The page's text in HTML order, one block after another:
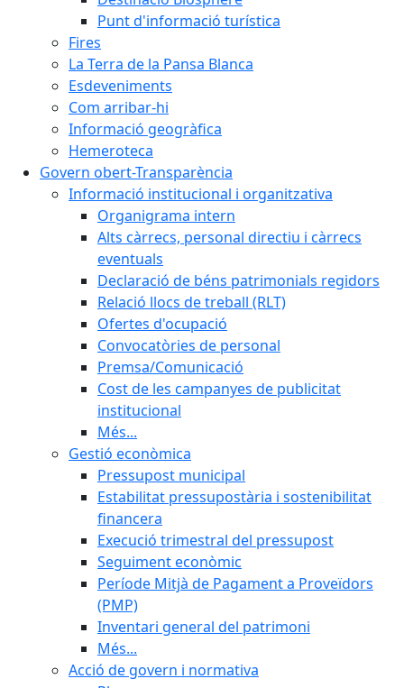
Punt d'informació turística
Fires
La Terra de la Pansa Blanca
Esdeveniments
Com arribar-hi
Informació geogràfica
Hemeroteca
Govern obert-Transparència
Informació institucional i organitzativa
Organigrama intern
Alts càrrecs, personal directiu i càrrecs
eventuals
Declaració de béns patrimonials regidors
Relació llocs de treball (RLT)
Ofertes d'ocupació
Convocatòries de personal
Premsa/Comunicació
Cost de les campanyes de publicitat
institucional
Més...
Gestió econòmica
Pressupost municipal
Estabilitat pressupostària i sostenibilitat
financera
Execució trimestral del pressupost
Seguiment econòmic
Període Mitjà de Pagament a Proveïdors
(PMP)
Inventari general del patrimoni
Més...
Acció de govern i normativa